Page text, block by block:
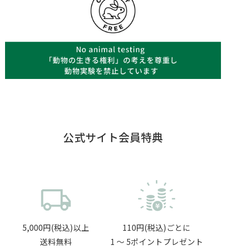
公式サイト会員特典
5,000円(税込)以上
送料無料
110円(税込)ごとに
1 〜 5ポイントプレゼント